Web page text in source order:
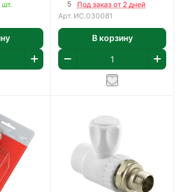
5
Под заказ от 2 дней
Арт. ИС.030081
В корзину